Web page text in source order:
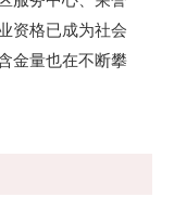
资格已成为社会
金量也在不断攀